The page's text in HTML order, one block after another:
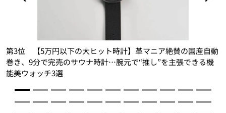
第3位 【5万円以下の大ヒット時計】革マニア絶賛の国産自動
巻き、9分で完売のサウナ時計…腕元で“推し”を主張できる機
能美ウォッチ3選